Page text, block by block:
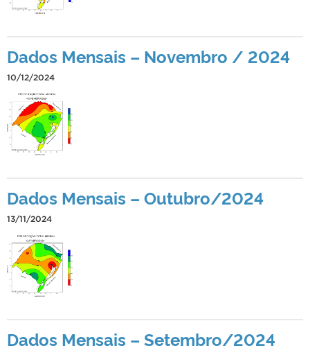
Dados Mensais – Novembro / 2024
10/12/2024
Dados Mensais – Outubro/2024
13/11/2024
Dados Mensais – Setembro/2024